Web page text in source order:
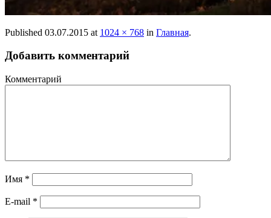
Published 03.07.2015 at 1024 × 768 in Главная.
Добавить комментарий
Комментарий
Имя *
E-mail *